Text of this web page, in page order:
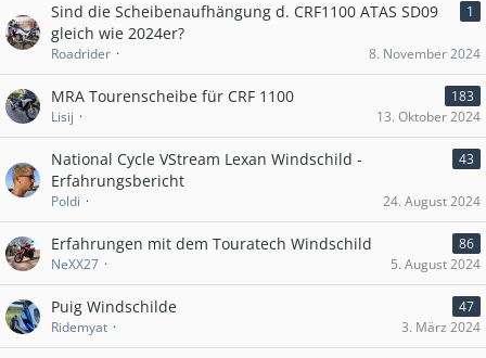
Sind die Scheibenaufhängung d. CRF1100 ATAS SD09
gleich wie 2024er?
1
Roadrider 8. November 2024
MRA Tourenscheibe für CRF 1100
183
Lisij
13. Oktober 2024
National Cycle VStream Lexan Windschild -
Erfahrungsbericht
43
Poldi 24. August 2024
Erfahrungen mit dem Touratech Windschild
86
NeXX27
5. August 2024
Puig Windschilde
47
Ridemyat
3. März 2024